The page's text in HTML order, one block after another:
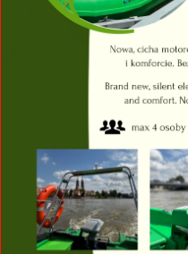
KAJAKI
Odkryj niezwykłe
ekscytującej
50 kajaków! Zanurz
krajobrazie, gdzie
łączą się z
niezwykłego miejsca.